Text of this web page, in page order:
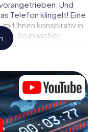
Und
Telefon klingelt! Eine
Ihnen konspirativ in
So mancher
Doppelagent und so
Room in
Zimmer eingesperrt,
Zeitfenster
Schnitzeljagd erklärt